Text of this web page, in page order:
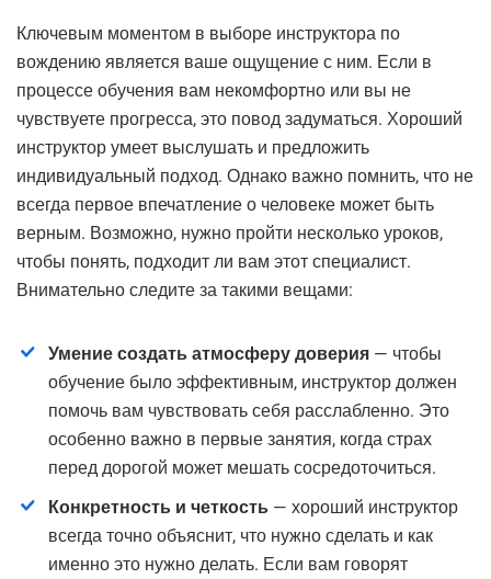
Ключевым моментом в выборе инструктора по
вождению является ваше ощущение с ним. Если в
процессе обучения вам некомфортно или вы не
чувствуете прогресса, это повод задуматься. Хороший
инструктор умеет выслушать и предложить
индивидуальный подход. Однако важно помнить, что не
всегда первое впечатление о человеке может быть
верным. Возможно, нужно пройти несколько уроков,
чтобы понять, подходит ли вам этот специалист.
Внимательно следите за такими вещами:
Умение создать атмосферу доверия — чтобы
обучение было эффективным, инструктор должен
помочь вам чувствовать себя расслабленно. Это
особенно важно в первые занятия, когда страх
перед дорогой может мешать сосредоточиться.
Конкретность и четкость — хороший инструктор
всегда точно объяснит, что нужно сделать и как
именно это нужно делать. Если вам говорят